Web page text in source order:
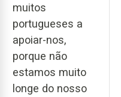
muitos
portugueses a
apoiar-nos,
porque não
estamos muito
longe do nosso